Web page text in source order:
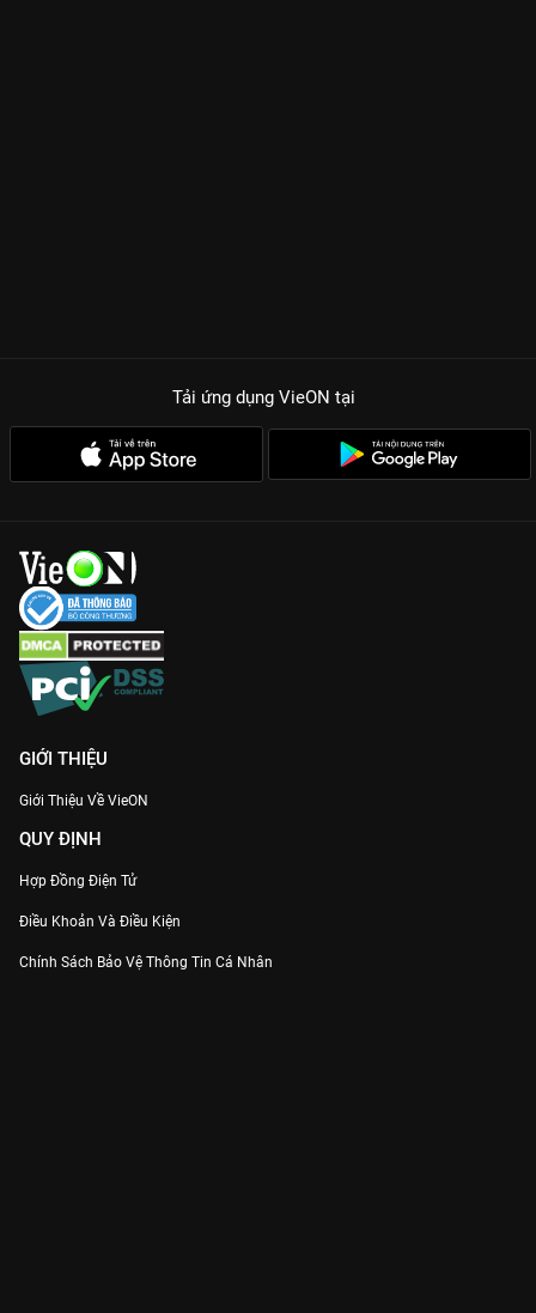
Tải ứng dụng VieON tại
GIỚI THIỆU
Giới Thiệu Về VieON
QUY ĐỊNH
Hợp Đồng Điện Tử
Điều Khoản Và Điều Kiện
Chính Sách Bảo Vệ Thông Tin Cá Nhân